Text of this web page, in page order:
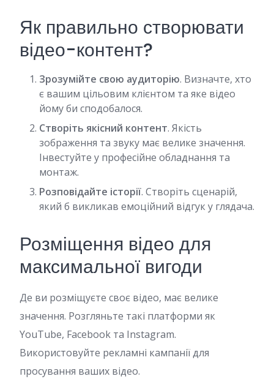
Як правильно створювати
відео-контент?
Зрозумійте свою аудиторію. Визначте, хто
є вашим цільовим клієнтом та яке відео
йому би сподобалося.
Створіть якісний контент. Якість
зображення та звуку має велике значення.
Інвестуйте у професійне обладнання та
монтаж.
Розповідайте історії. Створіть сценарій,
який б викликав емоційний відгук у глядача.
Розміщення відео для
максимальної вигоди
Де ви розміщуєте своє відео, має велике
значення. Розгляньте такі платформи як
YouTube, Facebook та Instagram.
Використовуйте рекламні кампанії для
просування ваших відео.